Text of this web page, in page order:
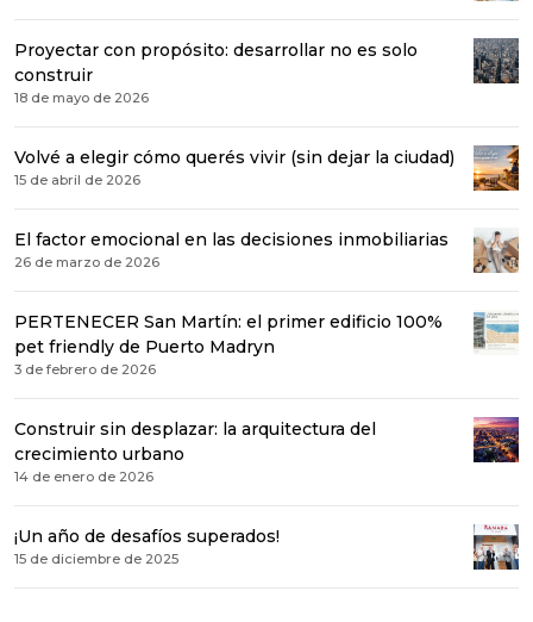
Proyectar con propósito: desarrollar no es solo
construir
18 de mayo de 2026
Volvé a elegir cómo querés vivir (sin dejar la ciudad)
15 de abril de 2026
El factor emocional en las decisiones inmobiliarias
26 de marzo de 2026
PERTENECER San Martín: el primer edificio 100%
pet friendly de Puerto Madryn
3 de febrero de 2026
Construir sin desplazar: la arquitectura del
crecimiento urbano
14 de enero de 2026
¡Un año de desafíos superados!
15 de diciembre de 2025